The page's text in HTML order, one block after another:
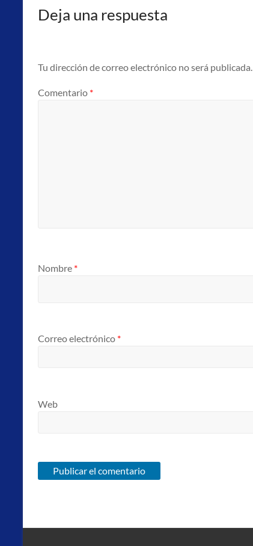
punto
atención
(PAE).
Deja una respuesta
Tu dirección de correo electrónico no será publicada.
Comentario *
Nombre *
Correo electrónico *
Web